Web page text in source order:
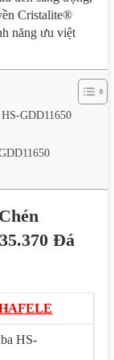
Cristalite®
năng ưu việt
GDD11650
Đá
HS-